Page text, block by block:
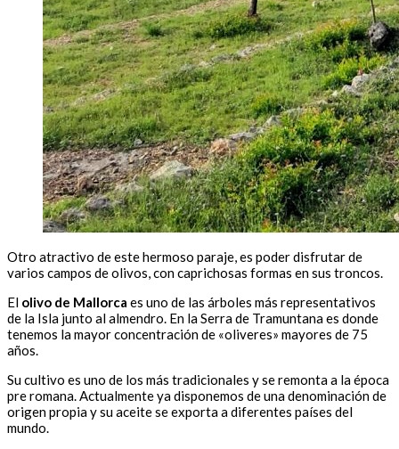
Otro atractivo de este hermoso paraje, es poder disfrutar de
varios campos de olivos, con caprichosas formas en sus troncos.
El olivo de Mallorca es uno de las árboles más representativos
de la Isla junto al almendro. En la Serra de Tramuntana es donde
tenemos la mayor concentración de «oliveres» mayores de 75
años.
Su cultivo es uno de los más tradicionales y se remonta a la época
pre romana. Actualmente ya disponemos de una denominación de
origen propia y su aceite se exporta a diferentes países del
mundo.